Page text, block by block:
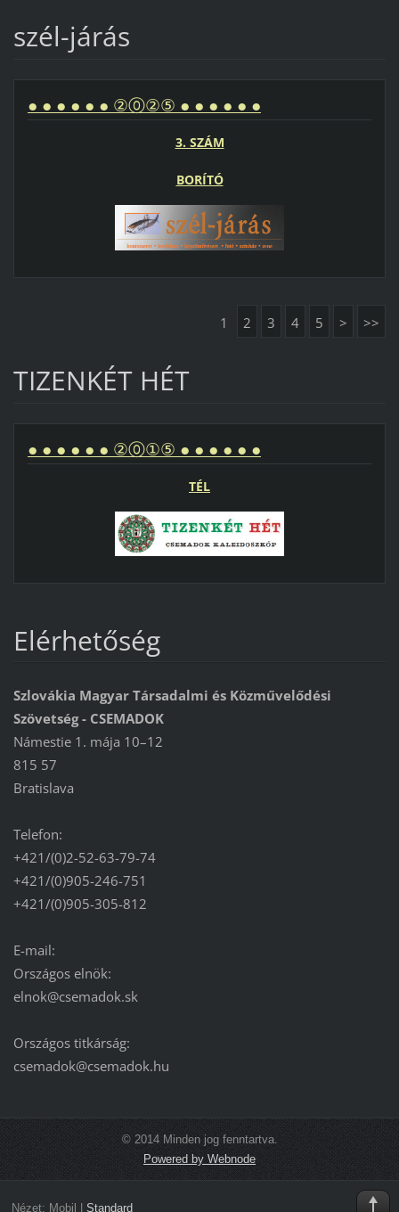
szél-járás
● ● ● ● ● ● ②⓪②⑤ ● ● ● ● ● ●
3. SZÁM
BORÍTÓ
1 2 3 4 5 > >>
TIZENKÉT HÉT
● ● ● ● ● ● ②⓪①⑤ ● ● ● ● ● ●
TÉL
Elérhetőség
Szlovákia Magyar Társadalmi és Közművelődési
Szövetség - CSEMADOK
Námestie 1. mája 10–12
815 57
Bratislava
Telefon:
+421/(0)2-52-63-79-74
+421/(0)905-246-751
+421/(0)905-305-812
E-mail:
Országos elnök:
elnok@csemadok.sk
Országos titkárság:
csemadok@csemadok.hu
© 2014 Minden jog fenntartva.
Powered by Webnode
Nézet: Mobil Standard